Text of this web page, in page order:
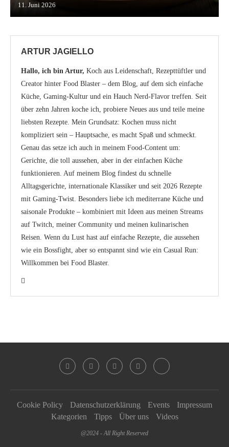
11. Juni 2026
ARTUR JAGIELLO
Hallo, ich bin Artur, Koch aus Leidenschaft, Rezepttüftler und
Creator hinter Food Blaster – dem Blog, auf dem sich einfache
Küche, Gaming-Kultur und ein Hauch Nerd-Flavor treffen. Seit
über zehn Jahren koche ich, probiere Neues aus und teile meine
liebsten Rezepte. Mein Grundsatz: Kochen muss nicht
kompliziert sein – Hauptsache, es macht Spaß und schmeckt.
Genau das setze ich auch in meinem Food-Content um:
Gerichte, die toll aussehen, aber in der einfachen Küche
funktionieren. Auf meinem Blog findest du schnelle
Alltagsgerichte, internationale Klassiker und seit 2026 Rezepte
mit Gaming-Twist. Besonders liebe ich mediterrane Küche und
saisonale Produkte – kombiniert mit Ideen aus meinen Streams
auf Twitch, meiner Community und meinen kulinarischen
Reisen. Wenn du Lust hast auf einfache Rezepte, die aussehen
wie ein Bossfight, aber so entspannt sind wie ein Casual Run:
Willkommen bei Food Blaster.
Cookie Policy Datenschutzerklärung Events
Impressum
Kategorien
Tipps Über uns Videos
@2024 - All Right Reserved